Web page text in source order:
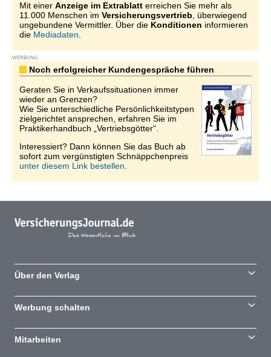
Mit einer Anzeige im Extrablatt erreichen Sie mehr als
11.000 Menschen im Versicherungsvertrieb , überwiegend
ungebundene Vermittler. Über die Konditionen informieren
die Mediadaten
WERBUNG
Noch erfolgreicher Kundengespräche führen
Geraten Sie in Verkaufssituationen immer
wieder an Grenzen?
Wie Sie unterschiedliche Persönlichkeitstypen
zielgerichtet ansprechen, erfahren Sie im
Praktikerhandbuch „Vertriebsgötter“.
Interessiert? Dann können Sie das Buch ab
sofort zum vergünstigten Schnäppchenpreis
unter diesem Link bestellen.
Über den Verlag
Werbung schalten
Mitarbeiten